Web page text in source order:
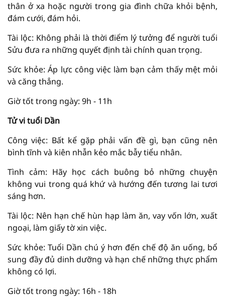
thân ở xa hoặc người trong gia đình chữa khỏi bệnh,
đám cưới, đám hỏi.
Tài lộc: Không phải là thời điểm lý tưởng để người tuổi
Sửu đưa ra những quyết định tài chính quan trọng.
Sức khỏe: Áp lực công việc làm bạn cảm thấy mệt mỏi
và căng thẳng.
Giờ tốt trong ngày: 9h - 11h
Tử vi tuổi Dần
Công việc: Bất kể gặp phải vấn đề gì, bạn cũng nên
bình tĩnh và kiên nhẫn kẻo mắc bẫy tiểu nhân.
Tình cảm: Hãy học cách buông bỏ những chuyện
không vui trong quá khứ và hướng đến tương lai tươi
sáng hơn.
Tài lộc: Nên hạn chế hùn hạp làm ăn, vay vốn lớn, xuất
ngoại, làm giấy tờ xin việc.
Sức khỏe: Tuổi Dần chú ý hơn đến chế độ ăn uống, bổ
sung đầy đủ dinh dưỡng và hạn chế những thực phẩm
không có lợi.
Giờ tốt trong ngày: 16h - 18h